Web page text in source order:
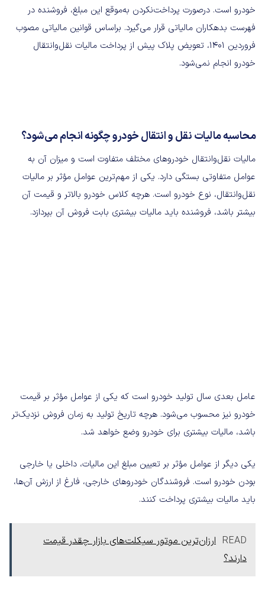
خودرو است. درصورت پرداخت‌نکردن به‌موقع این مبلغ، فروشنده در
فهرست بدهکاران مالیاتی قرار می‌گیرد. براساس قوانین مالیاتی مصوب
فروردین ۱۴۰۱، تعویض پلاک پیش از پرداخت مالیات نقل‌وانتقال
خودرو انجام نمی‌شود.
محاسبه مالیات نقل‌ و انتقال خودرو چگونه انجام می‌شود؟
مالیات نقل‌وانتقال خودروهای مختلف متفاوت است و میزان آن به
عوامل متفاوتی بستگی دارد. یکی از مهم‌ترین عوامل مؤثر بر مالیات
نقل‌وانتقال، نوع خودرو است. هرچه کلاس خودرو بالاتر و قیمت آن
بیشتر باشد، فروشنده باید مالیات بیشتری بابت فروش آن بپردازد.
عامل بعدی سال تولید خودرو است که یکی از عوامل مؤثر بر قیمت
خودرو نیز محسوب می‌شود. هرچه تاریخ تولید به زمان فروش نزدیک‌تر
باشد، مالیات بیشتری برای خودرو وضع خواهد شد.
یکی دیگر از عوامل مؤثر بر تعیین مبلغ این مالیات، داخلی یا خارجی
بودن خودرو است. فروشندگان خودروهای خارجی، فارغ از ارزش آن‌ها،
باید مالیات بیشتری پرداخت کنند.
READ ارزان‌ترین موتور سیکلت‌های بازار چقدر قیمت
دارند؟